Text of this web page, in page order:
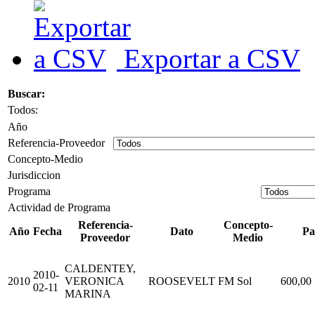
Exportar a CSV
Buscar:
Todos:
Año
Referencia-Proveedor
Concepto-Medio
Jurisdiccion
Programa
Actividad de Programa
Año Fecha
Referencia-
Proveedor
Dato
Concepto-
Medio
2010
2010-
02-11
CALDENTEY,
VERONICA
MARINA
ROOSEVELT FM Sol 600,00